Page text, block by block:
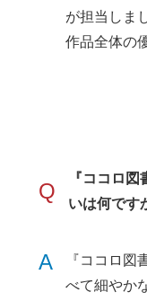
が担当しま
作品全体の
Q
『ココロ
いは何です
A
『ココロ図
べて細やか